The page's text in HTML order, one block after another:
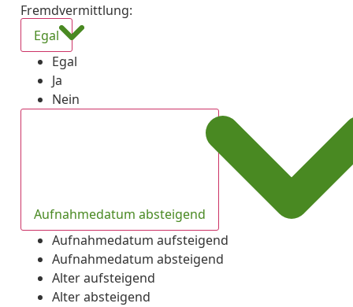
Fremdvermittlung:
Egal
Egal
Ja
Nein
Aufnahmedatum absteigend
Aufnahmedatum aufsteigend
Aufnahmedatum absteigend
Alter aufsteigend
Alter absteigend